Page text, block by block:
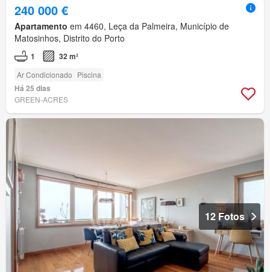
240 000 €
Apartamento em 4460, Leça da Palmeira, Município de
Matosinhos, Distrito do Porto
1 32 m²
Ar Condicionado Piscina
Há 25 dias
GREEN-ACRES
12 Fotos